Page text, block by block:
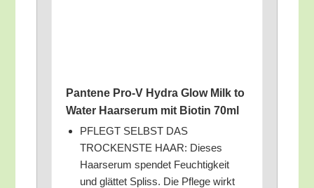
Pan­te­ne Pro‑V Hydra Glow Milk to
Water Haar­se­rum mit Bio­tin 70ml
PFLEGT SELBST DAS
TROCKENSTE HAAR: Die­ses
Haar­se­rum spen­det Feuch­tig­keit
und glät­tet Spliss. Die Pfle­ge wirkt